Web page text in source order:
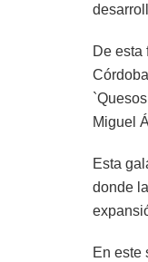
De esta
Miguel
Esta
donde
En este